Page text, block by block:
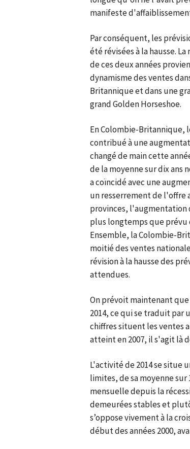
manifeste
Par conséquent, les
été révisées à la hausse.
de ces deux années
dynamisme des ventes
Britannique et dans une
grand Golden Horseshoe.
En Colombie-Britannique,
contribué à une
changé de main cette
de la moyenne sur dix ans
a coïncidé avec une
un resserrement de l'offre
provinces, l'augmentation
plus longtemps que prévu
Ensemble, la Colombie-
moitié des ventes
révision à la hausse des
attendues.
On prévoit maintenant
2014, ce qui se traduit par
chiffres situent les ventes
atteint en 2007, il s'agit là
L'activité de 2014 se situe
limites, de sa moyenne
mensuelle depuis la
demeurées stables et
s’oppose vivement à la
début des années 2000,